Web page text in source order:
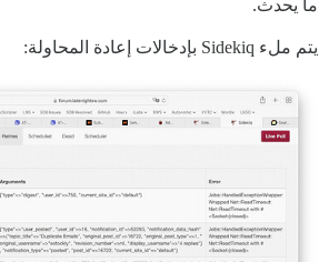
ما يحدث.
يتم ملء Sidekiq بإدخالات إعادة المحاولة: